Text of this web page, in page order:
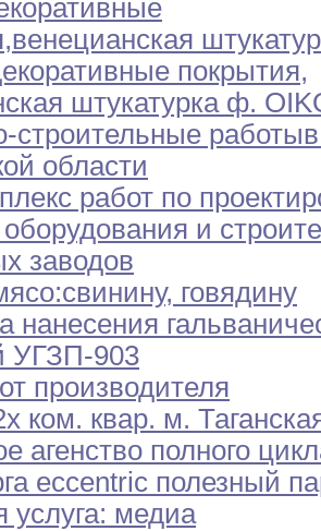
,венецианская
покрытия,
штукатурка ф.
строительные
области
работ по
оборудования и
заводов
:свинину, говядину
нанесения
УГЗП-903
производителя
ком. квар. м.
агенство полного
eccentric полезный
услуга: медиа